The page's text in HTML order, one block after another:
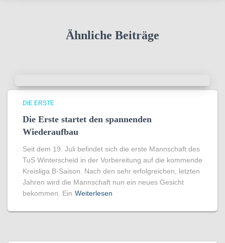
Ähnliche Beiträge
DIE ERSTE
Die Erste startet den spannenden
Wiederaufbau
Seit dem 19. Juli befindet sich die erste Mannschaft des
TuS Winterscheid in der Vorbereitung auf die kommende
Kreisliga B-Saison. Nach den sehr erfolgreichen, letzten
Jahren wird die Mannschaft nun ein neues Gesicht
bekommen. Ein Weiterlesen